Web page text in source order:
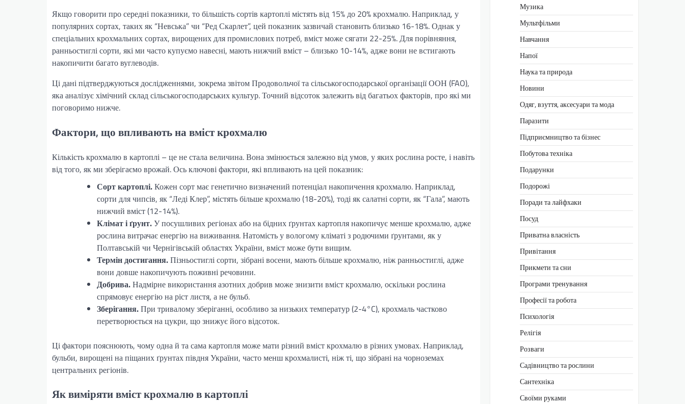
Якщо говорити про середні показники, то більшість сортів картоплі містять від 15% до 20% крохмалю. Наприклад, у
популярних сортах, таких як “Невська” чи “Ред Скарлет”, цей показник зазвичай становить близько 16-18%. Однак у
спеціальних крохмальних сортах, вирощених для промислових потреб, вміст може сягати 22-25%. Для порівняння,
ранньостиглі сорти, які ми часто купуємо навесні, мають нижчий вміст – близько 10-14%, адже вони не встигають
накопичити багато вуглеводів.
Ці дані підтверджуються дослідженнями, зокрема звітом Продовольчої та сільськогосподарської організації ООН (FAO),
яка аналізує хімічний склад сільськогосподарських культур. Точний відсоток залежить від багатьох факторів, про які ми
поговоримо нижче.
Фактори, що впливають на вміст крохмалю
Кількість крохмалю в картоплі – це не стала величина. Вона змінюється залежно від умов, у яких рослина росте, і навіть
від того, як ми зберігаємо врожай. Ось ключові фактори, які впливають на цей показник:
Сорт картоплі.Кожен сорт має генетично визначений потенціал накопичення крохмалю. Наприклад,
сорти для чипсів, як “Леді Клер”, містять більше крохмалю (18-20%), тоді як салатні сорти, як “Гала”, мають
нижчий вміст (12-14%).
Клімат і ґрунт.У посушливих регіонах або на бідних ґрунтах картопля накопичує менше крохмалю, адже
рослина витрачає енергію на виживання. Натомість у вологому кліматі з родючими ґрунтами, як у
Полтавській чи Чернігівській областях України, вміст може бути вищим.
Термін достигання.Пізньостиглі сорти, зібрані восени, мають більше крохмалю, ніж ранньостиглі, адже
вони довше накопичують поживні речовини.
Добрива.Надмірне використання азотних добрив може знизити вміст крохмалю, оскільки рослина
спрямовує енергію на ріст листя, а не бульб.
Зберігання.При тривалому зберіганні, особливо за низьких температур (2-4°C), крохмаль частково
перетворюється на цукри, що знижує його відсоток.
Ці фактори пояснюють, чому одна й та сама картопля може мати різний вміст крохмалю в різних умовах. Наприклад,
бульби, вирощені на піщаних ґрунтах півдня України, часто менш крохмалисті, ніж ті, що зібрані на чорноземах
центральних регіонів.
Як виміряти вміст крохмалю в картоплі
Музика
Мультфільми
Навчання
Напої
Наука та природа
Новини
Одяг, взуття, аксесуари та мода
Паразити
Підприємництво та бізнес
Побутова техніка
Подарунки
Подорожі
Поради та лайфхаки
Посуд
Приватна власність
Привітання
Прикмети та сни
Програми тренування
Професії та робота
Психологія
Релігія
Розваги
Садівництво та рослини
Сантехніка
Своїми руками